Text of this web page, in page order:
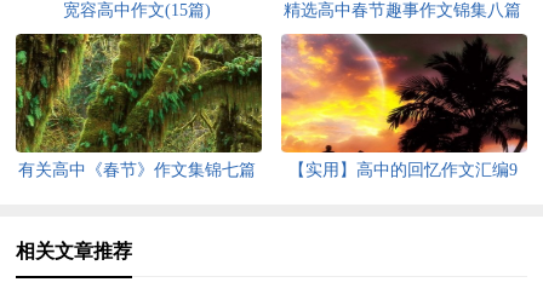
宽容高中作文(15篇) 精选高中春节趣事作文锦集八篇
有关高中《春节》作文集锦七篇
【实用】高中的回忆作文汇编9
相关文章推荐